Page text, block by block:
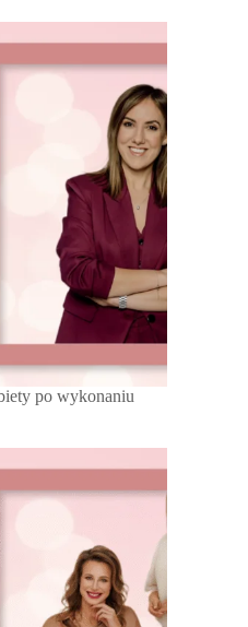
po wykonaniu